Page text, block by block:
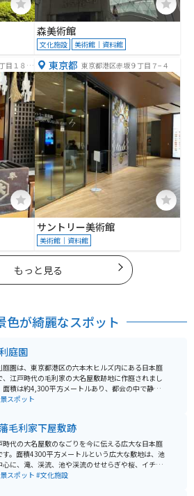
森美術館
文化施設 美術館｜資料館
目１８
東京都 東京都港区赤坂９丁目７−４
サントリー美術館
美術館｜資料館
もっと見る
色が綺麗なスポット
庭園
庭園は、東京都港区の六本木ヒルズ内にある日本庭
、江戸時代の毛利家の大名屋敷跡地に作庭されまし
面積は約4,300平方メートルあり、都会の中で静か
然を楽しめるスポットとして人気です。庭園内に
桜、秋には紅葉が見事で、特に桜の季節には多くの
客が訪れます。夜にはライトアップされ、幻想的な
ます。 また、毛利庭園は周囲の商業施設と
しており、庭園散策の後には六本木ヒルズ内のショ
ングやレストランを楽しむこともできます。庭園は
スポット
毛利家下屋敷跡
時代の大名屋敷のなごりを今に伝える広大な日本庭
す。面積4300平方メートルという広大な敷地は、池
心に、滝、渓流、池や渓流のせせらぎや桜、イチョ
いった木々が配置され、春には桜、秋には紅葉と、
スポット#文化施設